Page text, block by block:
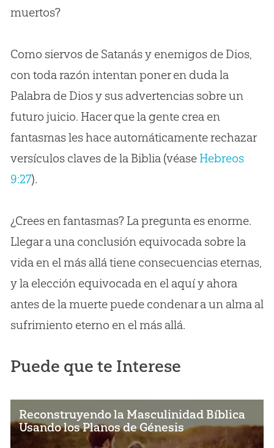
muertos?
Como siervos de Satanás y enemigos de Dios,
con toda razón intentan poner en duda la
Palabra de Dios y sus advertencias sobre un
futuro juicio. Hacer que la gente crea en
fantasmas les hace automáticamente rechazar
versículos claves de la Biblia (véase Hebreos
9:27).
¿Crees en fantasmas? La pregunta es enorme.
Llegar a una conclusión equivocada sobre la
vida en el más allá tiene consecuencias eternas,
y la elección equivocada en el aquí y ahora
antes de la muerte puede condenar a un alma al
sufrimiento eterno en el más allá.
Puede que te Interese
Reconstruyendo la Masculinidad Bíblica
Usando los Planos de Génesis